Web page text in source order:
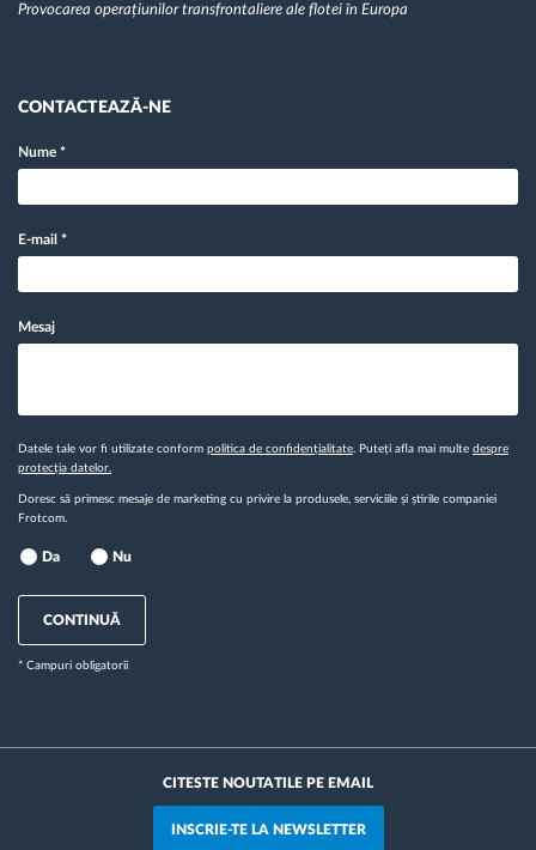
Provocarea operațiunilor transfrontaliere ale flotei în Europa
CONTACTEAZĂ-NE
Nume *
E-mail *
Mesaj
Datele tale vor fi utilizate conform politica de confidențialitate . Puteți afla mai multe despre
protecția datelor.
Doresc să primesc mesaje de marketing cu privire la produsele, serviciile și știrile companiei
Frotcom.
Da Nu
CONTINUĂ
* Campuri obligatorii
CITESTE NOUTATILE PE EMAIL
INSCRIE-TE LA NEWSLETTER